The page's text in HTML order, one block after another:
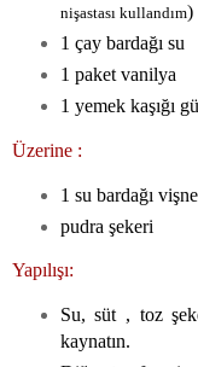
nişastası kullandım)
1 çay bardağı su
1 paket vanilya
1 yemek kaşığı
Üzerine :
1 su bardağı
pudra şekeri
Yapılışı:
Su, süt , toz
kaynatın.